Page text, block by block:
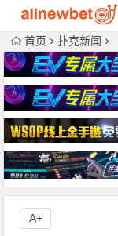
首页 扑克新闻
A+